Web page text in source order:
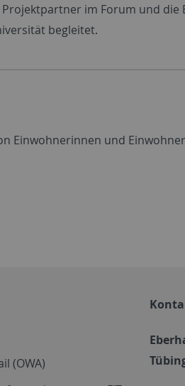
im Forum und die
begleitet.
Einwohnerinnen und
(OWA)